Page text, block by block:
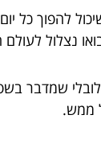
להפוך כל
נצלול
שמדבר
ממש.